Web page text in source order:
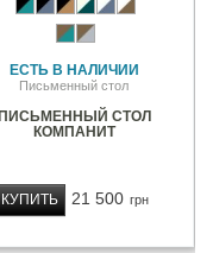
ЕСТЬ В НАЛИЧИИ
Письменный стол
СТОЛ
КОМПАНИТ
21 500 грн
КУПИТЬ